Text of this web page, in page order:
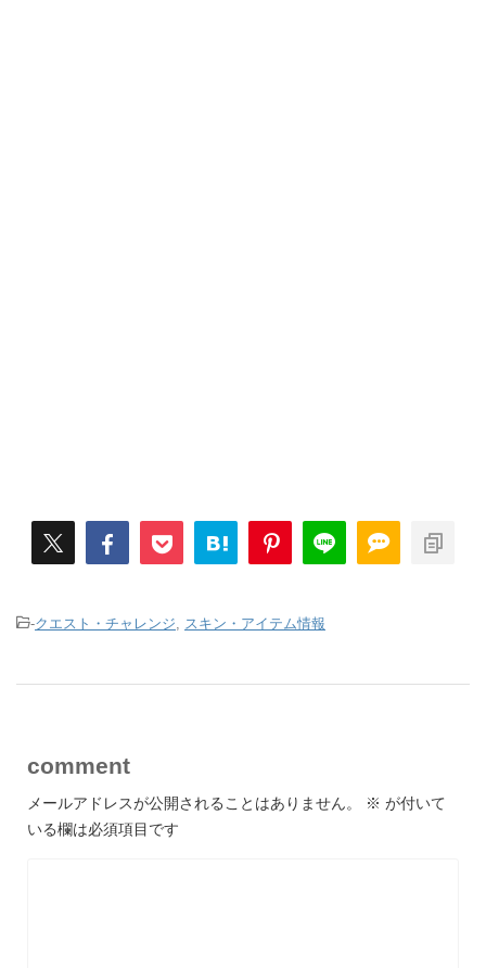
-クエスト・チャレンジ スキン・アイテム情報
comment
メールアドレスが公開されることはありません。 ※ が付いて
いる欄は必須項目です